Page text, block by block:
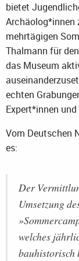
bietet
Archäolog*innen
mehrtägigen
Thalmann für
das Museum
echten
Expert*innen
Vom Deutschen
es:
Der
Umsetzung
welches
bauhistorisch